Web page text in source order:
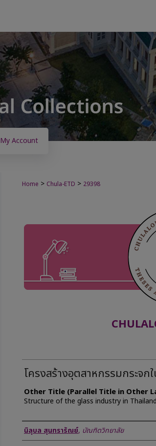
My Account
Home > Chula-ETD > 29398
โครงสร้างอุตสาหกรรมกระจก
Other Title (Parallel Title in Other
Structure of the glass industry in Thailand
Author
นิลุบล สุนทรารัณย์, บัณฑิตวิทยาลัย